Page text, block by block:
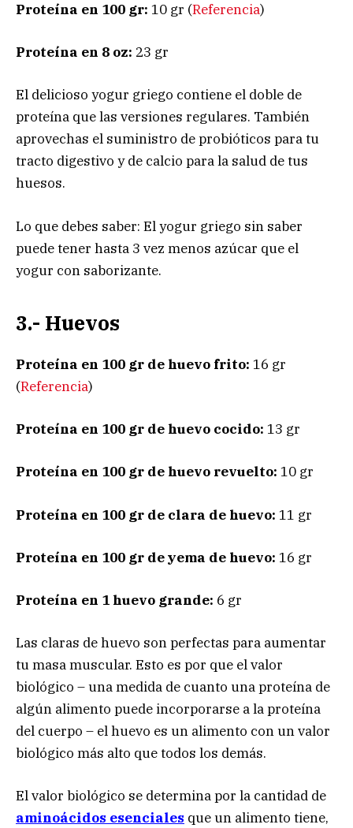
Proteína en 100 gr: 10 gr (Referencia)
Proteína en 8 oz: 23 gr
El delicioso yogur griego contiene el doble de
proteína que las versiones regulares. También
aprovechas el suministro de probióticos para tu
tracto digestivo y de calcio para la salud de tus
huesos.
Lo que debes saber: El yogur griego sin saber
puede tener hasta 3 vez menos azúcar que el
yogur con saborizante.
3.- Huevos
Proteína en 100 gr de huevo frito: 16 gr
(Referencia)
Proteína en 100 gr de huevo cocido: 13 gr
Proteína en 100 gr de huevo revuelto: 10 gr
Proteína en 100 gr de clara de huevo: 11 gr
Proteína en 100 gr de yema de huevo: 16 gr
Proteína en 1 huevo grande: 6 gr
Las claras de huevo son perfectas para aumentar
tu masa muscular. Esto es por que el valor
biológico – una medida de cuanto una proteína de
algún alimento puede incorporarse a la proteína
del cuerpo – el huevo es un alimento con un valor
biológico más alto que todos los demás.
El valor biológico se determina por la cantidad de
aminoácidos esenciales que un alimento tiene,